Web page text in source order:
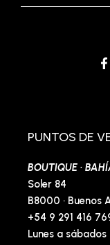
F
o
k
f
PUNTOS DE
BOUTIQUE ·
Soler 84
B8000 · Buenos
+54 9 291 416
Lunes a sábados